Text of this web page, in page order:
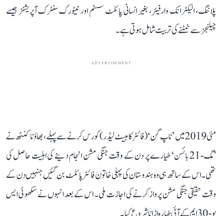
پلاننگ، الیکٹرانک وارفیئر، بغیر انسانی پائلٹ سسٹم اور نیٹورک سنٹرک آپریشنز جیسے
چیلنجز سے نمٹنے کی تربیت شامل ہوتی ہے۔
ADVERTISEMENT
مئی 2019 میں ’ٹاپ گن‘ (فائٹر کامبیٹ لیڈر) کورس کرنے سے پہلے، بھاؤنا کنٹھ نے
’مگ-21 بائسن‘ طیارے پر دن کے وقت جنگی مشن انجام دینے کی اہلیت حاصل کی
تھی۔ اس کے ساتھ ہی وہ ہندوستان کی پہلی خاتون فائٹر پائلٹ بن گئیں جنہیں دن کے
وقت حقیقی جنگی مشن پرواز کرنے کی اجازت ملی۔ اس کے بعد انہوں نے سکھوئی ایس